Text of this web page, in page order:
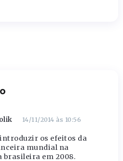
14/11/2014 às 10:56
os efeitos da
mundial na
brasileira em 2008.